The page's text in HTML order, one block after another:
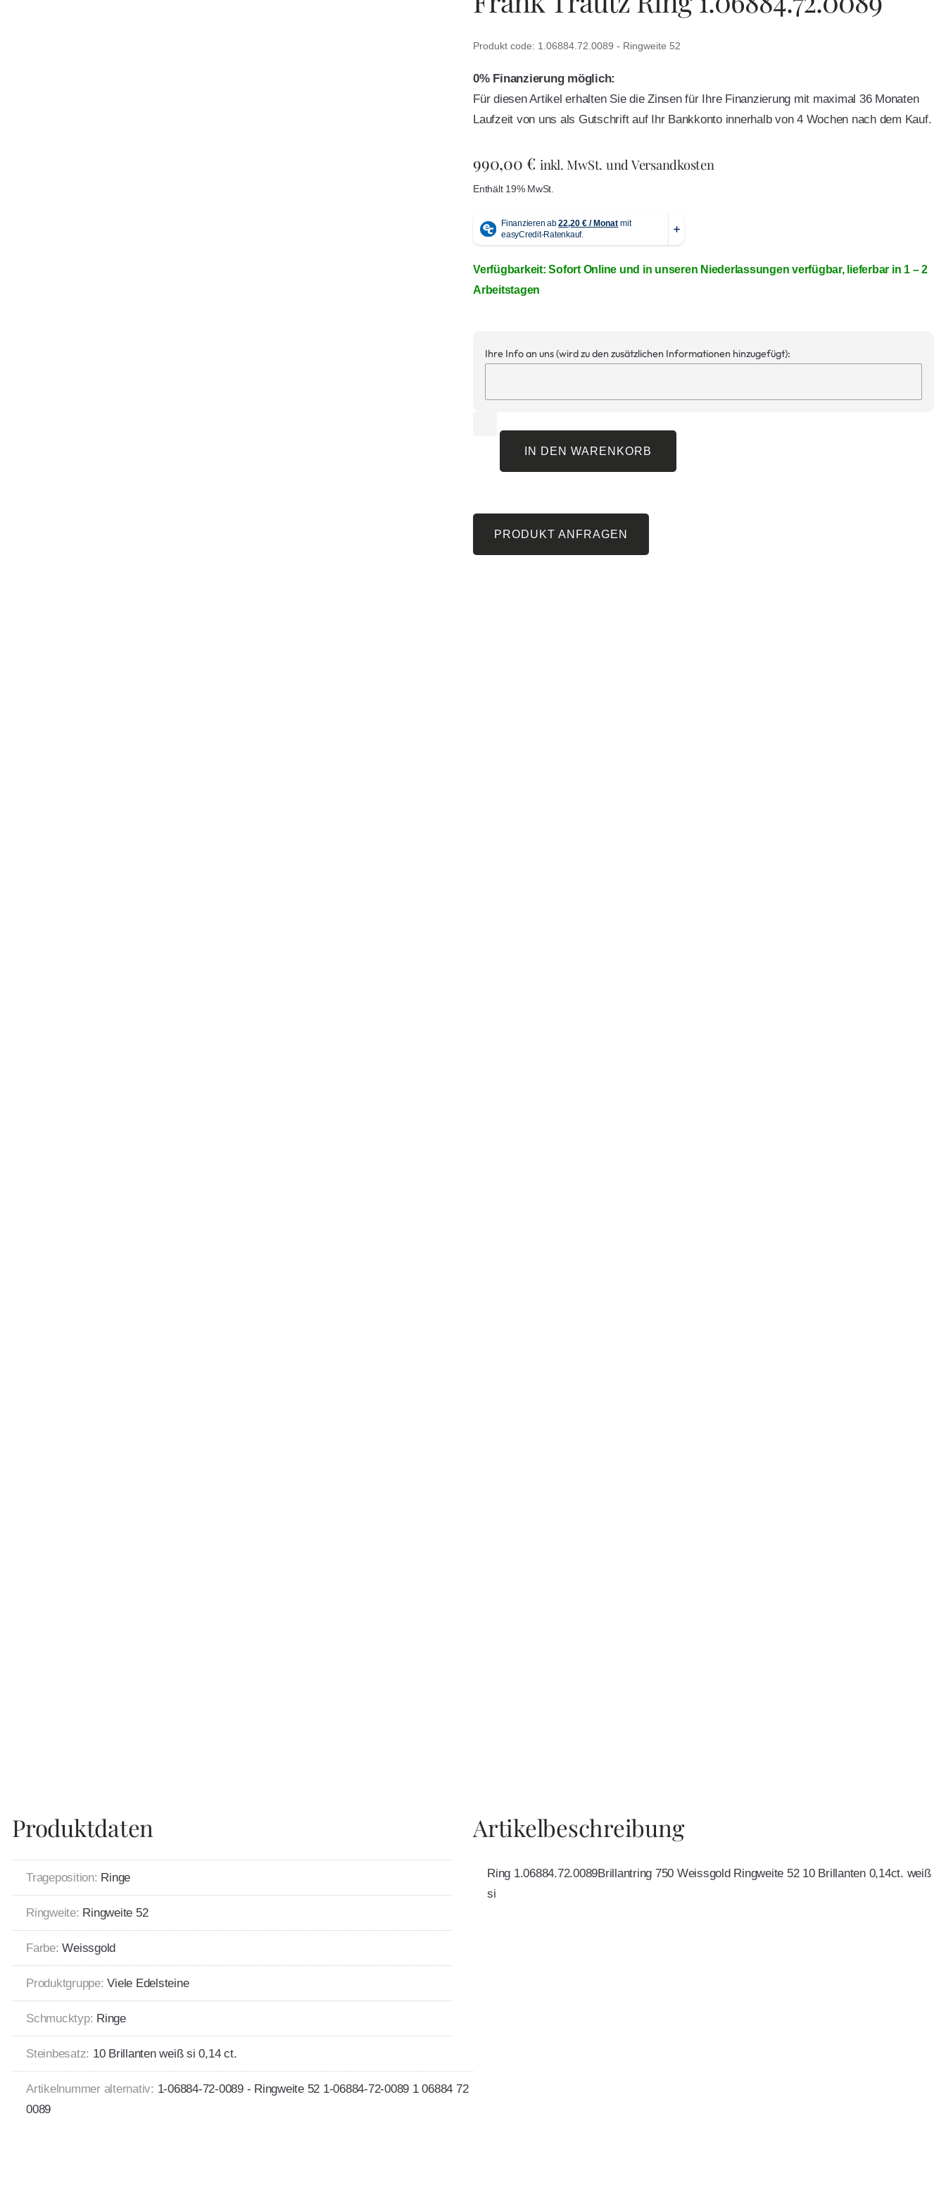
Produkt code: 1.06884.72.0089 - Ringweite 52
0% Finanzierung möglich:
Für diesen Artikel erhalten Sie die Zinsen für Ihre Finanzierung mit maximal 36 Monaten
Laufzeit von uns als Gutschrift auf Ihr Bankkonto innerhalb von 4 Wochen nach dem Kauf.
990,00€ inkl. MwSt. und Versandkosten
Enthält 19% MwSt.
Verfügbarkeit: Sofort Online und in unseren Niederlassungen verfügbar, lieferbar in 1 – 2
Arbeitstagen
Ihre Info an uns (wird zu den zusätzlichen Informationen hinzugefügt):
IN DEN WARENKORB
PRODUKT ANFRAGEN
Produktdaten
Trageposition: Ringe
Ringweite: Ringweite 52
Farbe: Weissgold
Produktgruppe: Viele Edelsteine
Schmucktyp: Ringe
Steinbesatz: 10 Brillanten weiß si 0,14 ct.
Artikelnummer alternativ: 1-06884-72-0089 - Ringweite 52 1-06884-72-0089 1 06884 72
0089
Artikelbeschreibung
Ring 1.06884.72.0089Brillantring 750 Weissgold Ringweite 52 10 Brillanten 0,14ct. weiß
si